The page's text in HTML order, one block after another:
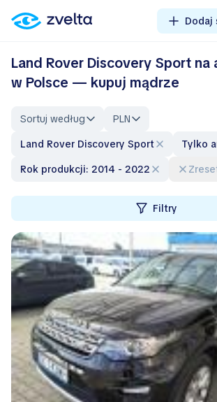
Dodaj
Land Rover Discovery Sport na
w Polsce — kupuj mądrze
Sortuj według
PLN
Land Rover Discovery Sport
Tylko
Rok produkcji: 2014 - 2022
Filtry